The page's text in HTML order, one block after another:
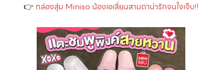
👉 กล่องสุ่ม Miniso น้องเอเลี่ยนสามตาน่ารักจนใจเจ็บ!!